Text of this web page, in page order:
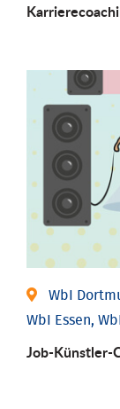
WbI
WbI Essen,
Job-Künstler-